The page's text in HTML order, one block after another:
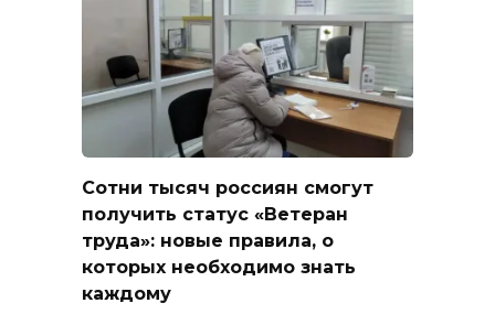
Сотни тысяч россиян смогут
получить статус «Ветеран
труда»: новые правила, о
которых необходимо знать
каждому